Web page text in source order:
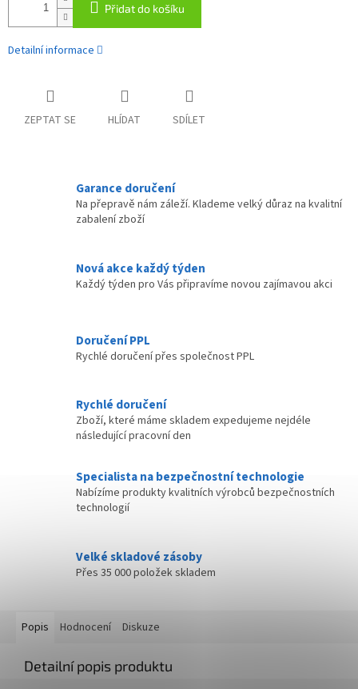
Přidat do košíku
Detailní informace
ZEPTAT SE HLÍDAT SDÍLET
Garance doručení
Na přepravě nám záleží. Klademe velký důraz na kvalitní
zabalení zboží
Nová akce každý týden
Každý týden pro Vás připravíme novou zajímavou akci
Doručení PPL
Rychlé doručení přes společnost PPL
Rychlé doručení
Zboží, které máme skladem expedujeme nejdéle
následující pracovní den
Specialista na bezpečnostní technologie
Nabízíme produkty kvalitních výrobců bezpečnostních
technologií
Velké skladové zásoby
Přes 35 000 položek skladem
Popis Hodnocení Diskuze
Detailní popis produktu